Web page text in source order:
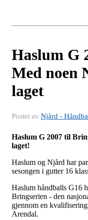
Haslum G
Med noen
laget
Postet av Njård -
Haslum G 2007 til
laget!
Haslum og Njård har
sesongen i gutter 16
Haslum håndballs G16
Bringserien - den
gjennom en
Arendal.